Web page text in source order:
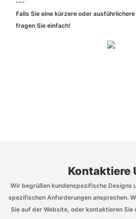
---
Falls Sie eine kürzere oder
fragen Sie einfach!
Kontaktiere
Wir begrüßen kundenspezifische Designs
spezifischen Anforderungen ansprechen.
Sie auf der Website, oder kontaktieren